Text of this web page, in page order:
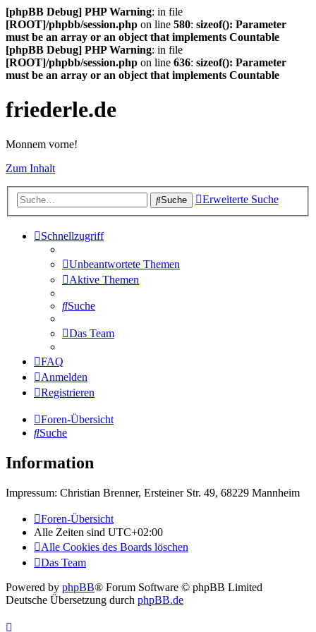
[phpBB Debug] PHP Warning: in file
[ROOT]/phpbb/session.php on line 580: sizeof(): Parameter
must be an array or an object that implements Countable
[phpBB Debug] PHP Warning: in file
[ROOT]/phpbb/session.php on line 636: sizeof(): Parameter
must be an array or an object that implements Countable
friederle.de
Monnem vorne!
Zum Inhalt
Suche Erweiterte Suche
Schnellzugriff
Unbeantwortete Themen
Aktive Themen
Suche
Das Team
FAQ
Anmelden
Registrieren
Foren-Übersicht
Suche
Information
Impressum: Christian Brenner, Ersteiner Str. 49, 68229 Mannheim
Foren-Übersicht
Alle Zeiten sind UTC+02:00
Alle Cookies des Boards löschen
Das Team
Powered by phpBB® Forum Software © phpBB Limited
Deutsche Übersetzung durch phpBB.de